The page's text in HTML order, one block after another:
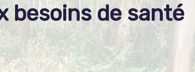
besoins de santé